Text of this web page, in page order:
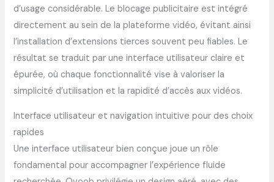
d’usage considérable. Le blocage publicitaire est intégré
directement au sein de la plateforme vidéo, évitant ainsi
l’installation d’extensions tierces souvent peu fiables. Le
résultat se traduit par une interface utilisateur claire et
épurée, où chaque fonctionnalité vise à valoriser la
simplicité d’utilisation et la rapidité d’accès aux vidéos.
Interface utilisateur et navigation intuitive pour des choix
rapides
Une interface utilisateur bien conçue joue un rôle
fondamental pour accompagner l’expérience fluide